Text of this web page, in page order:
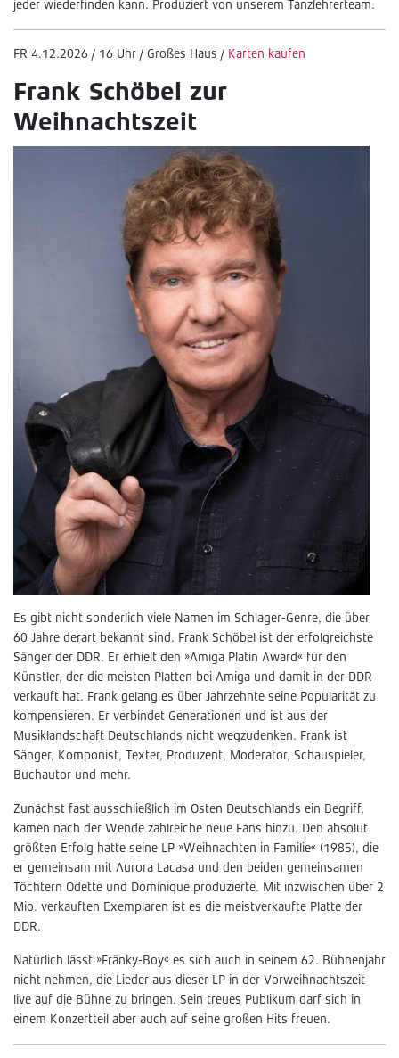
jeder wiederfinden kann. Produziert von unserem Tanzlehrerteam.
FR 4.12.2026 / 16 Uhr / Großes Haus / Karten kaufen
Frank Schöbel zur
Weihnachtszeit
Es gibt nicht sonderlich viele Namen im Schlager-Genre, die über
60 Jahre derart bekannt sind. Frank Schöbel ist der erfolgreichste
Sänger der DDR. Er erhielt den »Amiga Platin Award« für den
Künstler, der die meisten Platten bei Amiga und damit in der DDR
verkauft hat. Frank gelang es über Jahrzehnte seine Popularität zu
kompensieren. Er verbindet Generationen und ist aus der
Musiklandschaft Deutschlands nicht wegzudenken. Frank ist
Sänger, Komponist, Texter, Produzent, Moderator, Schauspieler,
Buchautor und mehr.
Zunächst fast ausschließlich im Osten Deutschlands ein Begriff,
kamen nach der Wende zahlreiche neue Fans hinzu. Den absolut
größten Erfolg hatte seine LP »Weihnachten in Familie« (1985), die
er gemeinsam mit Aurora Lacasa und den beiden gemeinsamen
Töchtern Odette und Dominique produzierte. Mit inzwischen über 2
Mio. verkauften Exemplaren ist es die meistverkaufte Platte der
DDR.
Natürlich lässt »Fränky-Boy« es sich auch in seinem 62. Bühnenjahr
nicht nehmen, die Lieder aus dieser LP in der Vorweihnachtszeit
live auf die Bühne zu bringen. Sein treues Publikum darf sich in
einem Konzertteil aber auch auf seine großen Hits freuen.